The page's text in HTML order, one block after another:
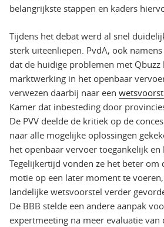
belangrijkste stappen en kaders
Tijdens het debat werd al snel
sterk uiteenliepen. PvdA, ook
dat de huidige problemen met Qbuzz
marktwerking in het openbaar
verwezen daarbij naar een
Kamer dat inbesteding door
De PVV deelde de kritiek op de
naar alle mogelijke oplossingen
het openbaar vervoer toegankelijk en
Tegelijkertijd vonden ze het beter om
motie op een later moment te
landelijke wetsvoorstel verder
De BBB stelde een andere aanpak
expertmeeting na meer evaluatie van